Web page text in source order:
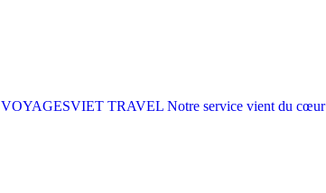
VOYAGESVIET TRAVEL Notre service vient du cœur